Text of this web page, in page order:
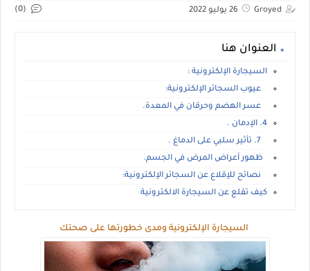
Groyed 26 يوليو 2022 (0)
العنوان هنا
السيجارة الإلكترونية :
عيوب السجائر الإلكترونية:
عسر الهضم وحرقان في المعدة.
4. الإدمان .
ظهور أعراض المرض في الجسم.
نصائح للإقلاع عن السجائر الإلكترونية:
كيف تقلع عن السيجارة الالكترونية
السيجارة الإلكترونية ومدى خطورتها على صحتك